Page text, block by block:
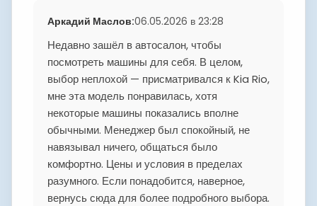
Аркадий Маслов:06.05.2026 в 23:28
Недавно зашёл в автосалон, чтобы
посмотреть машины для себя. В целом,
выбор неплохой — присматривался к Kia Rio,
мне эта модель понравилась, хотя
некоторые машины показались вполне
обычными. Менеджер был спокойный, не
навязывал ничего, общаться было
комфортно. Цены и условия в пределах
разумного. Если понадобится, наверное,
вернусь сюда для более подробного выбора.